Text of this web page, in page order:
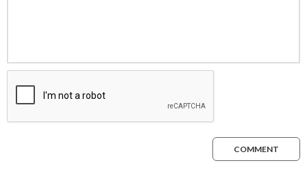
COMMENT